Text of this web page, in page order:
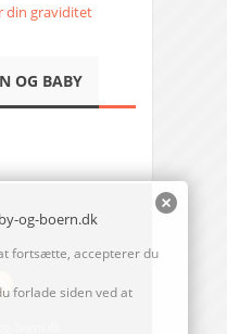
din graviditet
OG BABY
og-boern.dk
fortsætte, accepterer du
forlade siden ved at